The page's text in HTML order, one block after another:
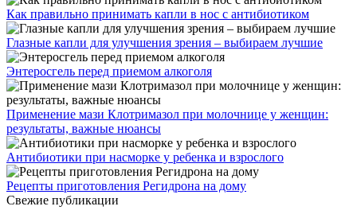
Как правильно принимать капли в нос с антибиотиком
Глазные капли для улучшения зрения – выбираем лучшие
Энтеросгель перед приемом алкоголя
Применение мази Клотримазол при молочнице у женщин:
результаты, важные нюансы
Антибиотики при насморке у ребенка и взрослого
Рецепты приготовления Регидрона на дому
Свежие публикации